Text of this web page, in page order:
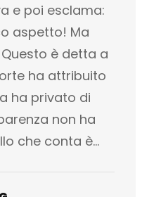
e poi esclama:
aspetto! Ma
è detta a
ha attribuito
ha privato di
non ha
che conta è…